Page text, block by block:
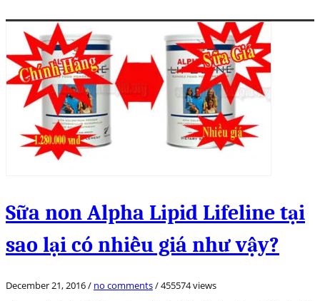
Sữa non Alpha Lipid Lifeline tại
sao lại có nhiều giá như vậy?
December 21, 2016/ no comments/455574 views